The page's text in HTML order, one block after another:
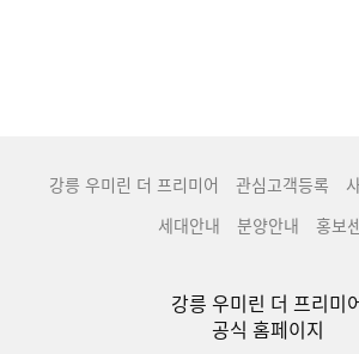
강릉 우미린 더 프리미어 관심고객등록
세대안내
분양안내 홍보
강릉 우미린 더 프리미
공식 홈페이지